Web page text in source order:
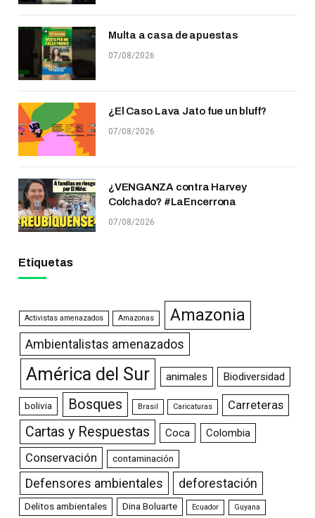
Multa a casa de apuestas
07/08/2026
¿El Caso Lava Jato fue un bluff?
07/08/2026
¿VENGANZA contra Harvey
Colchado? #LaEncerrona
07/08/2026
Etiquetas
Activistas amenazados Amazonas Amazonia
Ambientalistas amenazados
América del Sur animales Biodiversidad
bolivia Bosques Brasil Caricaturas Carreteras
Cartas y Respuestas Coca Colombia
Conservación contaminación
Defensores ambientales deforestación
Delitos ambientales Dina Boluarte Ecuador Guyana